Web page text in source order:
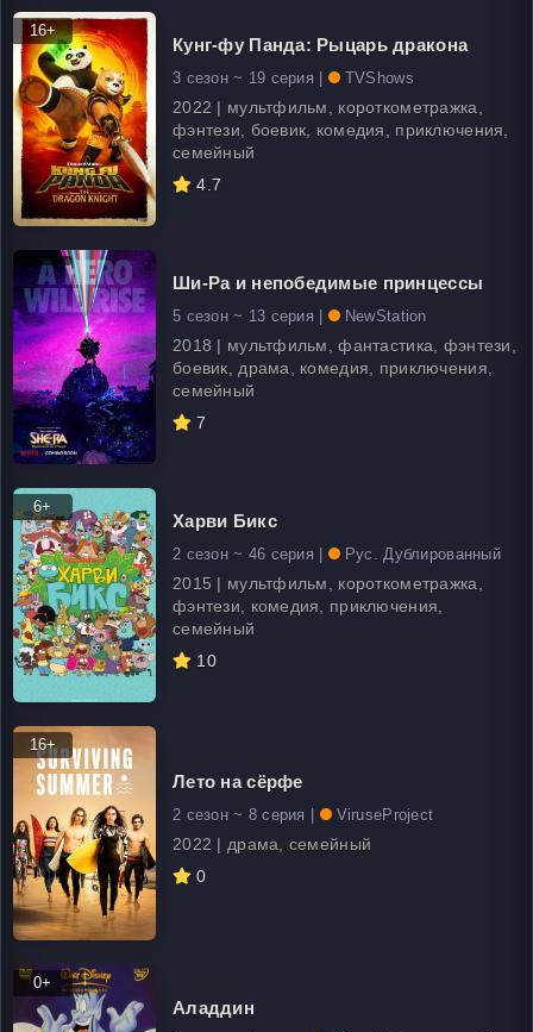
16+
Кунг-фу Панда: Рыцарь дракона
3 сезон ~ 19 серия | TVShows
2022 | мультфильм, короткометражка,
фэнтези, боевик, комедия, приключения,
семейный
4.7
Ши-Ра и непобедимые принцессы
5 сезон ~ 13 серия | NewStation
2018 | мультфильм, фантастика, фэнтези,
боевик, драма, комедия, приключения,
семейный
7
6+
Харви Бикс
2 сезон ~ 46 серия | Рус. Дублированный
2015 | мультфильм, короткометражка,
фэнтези, комедия, приключения,
семейный
10
16+
Лето на сёрфе
2 сезон ~ 8 серия | ViruseProject
2022 | драма, семейный
0
0+
Аладдин